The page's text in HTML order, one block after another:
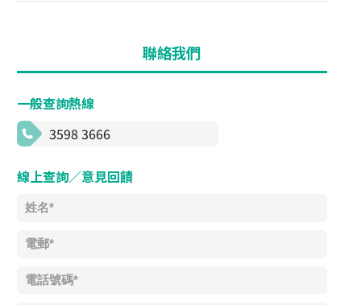
聯絡我們
一般查詢熱線
3598 3666
線上查詢／意見回饋